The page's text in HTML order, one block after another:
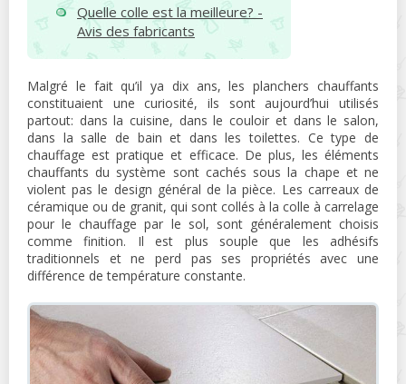
Quelle colle est la meilleure? -
Avis des fabricants
Malgré le fait qu’il ya dix ans, les planchers chauffants
constituaient une curiosité, ils sont aujourd’hui utilisés
partout: dans la cuisine, dans le couloir et dans le salon,
dans la salle de bain et dans les toilettes. Ce type de
chauffage est pratique et efficace. De plus, les éléments
chauffants du système sont cachés sous la chape et ne
violent pas le design général de la pièce. Les carreaux de
céramique ou de granit, qui sont collés à la colle à carrelage
pour le chauffage par le sol, sont généralement choisis
comme finition. Il est plus souple que les adhésifs
traditionnels et ne perd pas ses propriétés avec une
différence de température constante.